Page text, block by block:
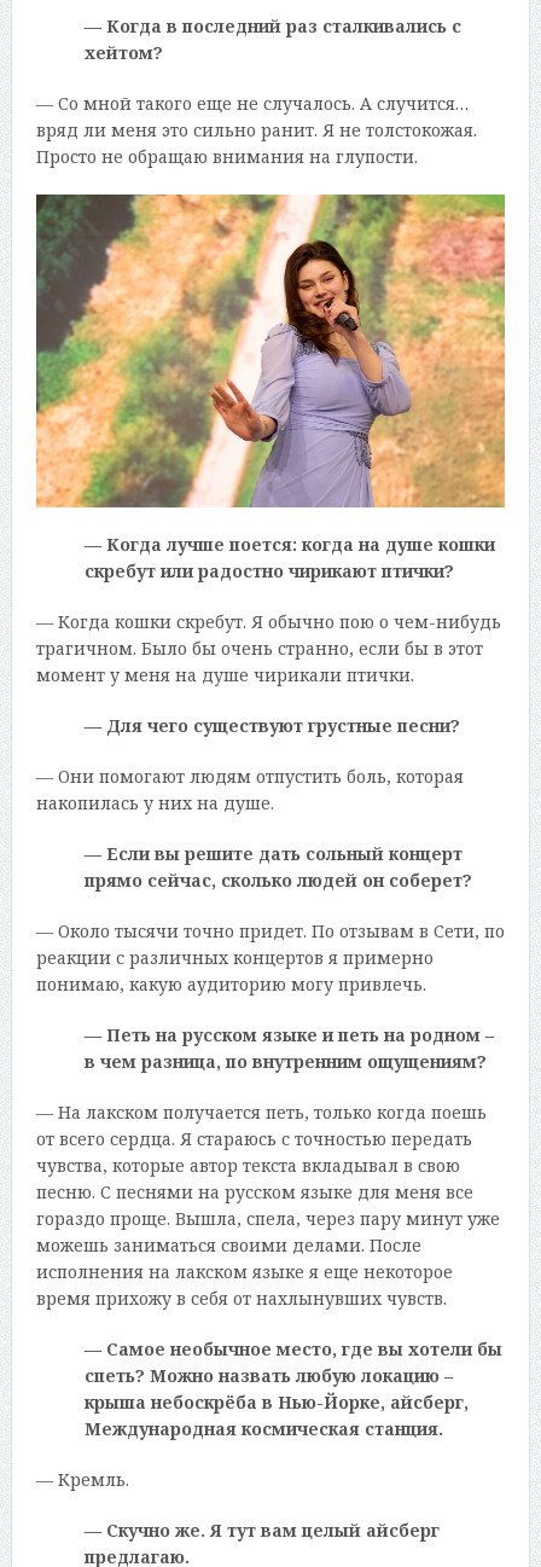
— Когда в последний раз сталкивались с
хейтом?
— Со мной такого еще не случалось. А случится…
вряд ли меня это сильно ранит. Я не толстокожая.
Просто не обращаю внимания на глупости.
— Когда лучше поется: когда на душе кошки
скребут или радостно чирикают птички?
— Когда кошки скребут. Я обычно пою о чем-нибудь
трагичном. Было бы очень странно, если бы в этот
момент у меня на душе чирикали птички.
— Для чего существуют грустные песни?
— Они помогают людям отпустить боль, которая
накопилась у них на душе.
— Если вы решите дать сольный концерт
прямо сейчас, сколько людей он соберет?
— Около тысячи точно придет. По отзывам в Сети, по
реакции с различных концертов я примерно
понимаю, какую аудиторию могу привлечь.
— Петь на русском языке и петь на родном –
в чем разница, по внутренним ощущениям?
— На лакском получается петь, только когда поешь
от всего сердца. Я стараюсь с точностью передать
чувства, которые автор текста вкладывал в свою
песню. С песнями на русском языке для меня все
гораздо проще. Вышла, спела, через пару минут уже
можешь заниматься своими делами. После
исполнения на лакском языке я еще некоторое
время прихожу в себя от нахлынувших чувств.
— Самое необычное место, где вы хотели бы
спеть? Можно назвать любую локацию –
крыша небоскрёба в Нью-Йорке, айсберг,
Международная космическая станция.
— Кремль.
— Скучно же. Я тут вам целый айсберг
предлагаю.